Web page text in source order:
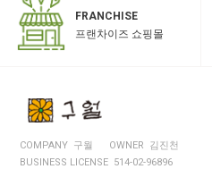
FRANCHISE
프랜차이즈 쇼핑몰
COMPANY 구월
OWNER 김진천
BUSINESS LICENSE 514-02-96896